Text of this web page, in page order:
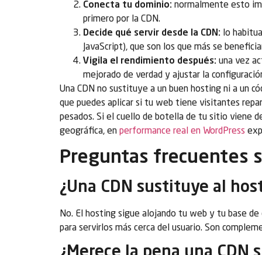
Conecta tu dominio: normalmente esto
primero por la CDN.
Decide qué servir desde la CDN: lo
JavaScript), que son los que más se
Vigila el rendimiento después: una vez
mejorado de verdad y ajustar la
Una CDN no sustituye a un buen hosting ni a un
que puedes aplicar si tu web tiene visitantes
pesados. Si el cuello de botella de tu sitio viene
geográfica, en performance real en WordPress
Preguntas frecuentes
¿Una CDN sustituye al
No. El hosting sigue alojando tu web y tu base
para servirlos más cerca del usuario. Son